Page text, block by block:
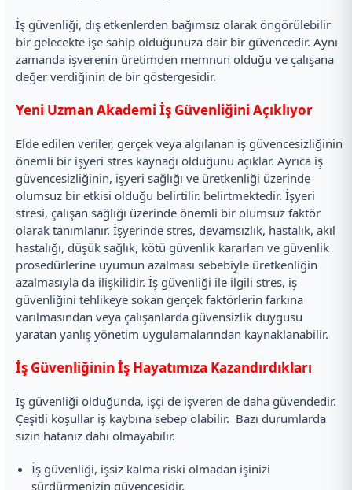
İş güvenliği, dış etkenlerden bağımsız olarak öngörülebilir
bir gelecekte işe sahip olduğunuza dair bir güvencedir. Aynı
zamanda işverenin üretimden memnun olduğu ve çalışana
değer verdiğinin de bir göstergesidir.
Yeni Uzman Akademi İş Güvenliğini Açıklıyor
Elde edilen veriler, gerçek veya algılanan iş güvencesizliğinin
önemli bir işyeri stres kaynağı olduğunu açıklar. Ayrıca iş
güvencesizliğinin, işyeri sağlığı ve üretkenliği üzerinde
olumsuz bir etkisi olduğu belirtilir. belirtmektedir. İşyeri
stresi, çalışan sağlığı üzerinde önemli bir olumsuz faktör
olarak tanımlanır. İşyerinde stres, devamsızlık, hastalık, akıl
hastalığı, düşük sağlık, kötü güvenlik kararları ve güvenlik
prosedürlerine uyumun azalması sebebiyle üretkenliğin
azalmasıyla da ilişkilidir. İş güvenliği ile ilgili stres, iş
güvenliğini tehlikeye sokan gerçek faktörlerin farkına
varılmasından veya çalışanlarda güvensizlik duygusu
yaratan yanlış yönetim uygulamalarından kaynaklanabilir.
İş Güvenliğinin İş Hayatımıza Kazandırdıkları
İş güvenliği olduğunda, işçi de işveren de daha güvendedir.
Çeşitli koşullar iş kaybına sebep olabilir. Bazı durumlarda
sizin hatanız dahi olmayabilir.
İş güvenliği, işsiz kalma riski olmadan işinizi
sürdürmenizin güvencesidir.